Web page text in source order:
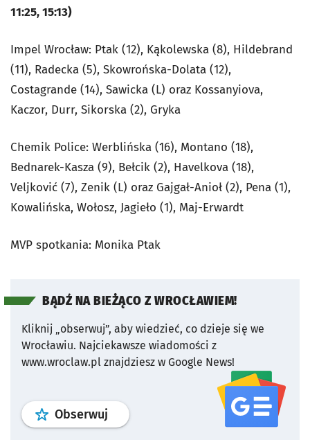
11:25, 15:13)
Impel Wrocław: Ptak (12), Kąkolewska (8), Hildebrand
(11), Radecka (5), Skowrońska-Dolata (12),
Costagrande (14), Sawicka (L) oraz Kossanyiova,
Kaczor, Durr, Sikorska (2), Gryka
Chemik Police: Werblińska (16), Montano (18),
Bednarek-Kasza (9), Bełcik (2), Havelkova (18),
Veljković (7), Zenik (L) oraz Gajgał-Anioł (2), Pena (1),
Kowalińska, Wołosz, Jagieło (1), Maj-Erwardt
MVP spotkania: Monika Ptak
BĄDŹ NA BIEŻĄCO Z WROCŁAWIEM!
Kliknij „obserwuj”, aby wiedzieć, co dzieje się we
Wrocławiu. Najciekawsze wiadomości z
www.wroclaw.pl znajdziesz w Google News!
Obserwuj profil serwisu